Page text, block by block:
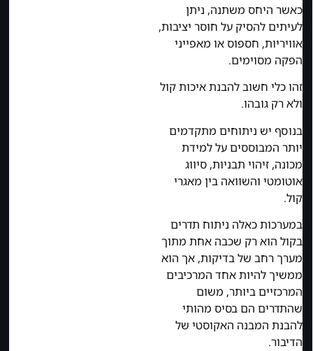
כאשר היחס משתנה, ניתן
לעיתים להסיק על חוסר יציבות,
אוויריות, חספוס או מאפייני
הפקה מסוימים.
זהו כלי חשוב להבנת איכות קול
ולא רק גובהו.
בנוסף יש ניתוחים מתקדמים
יותר המבוססים על למידת
מכונה, זיהוי תבניות, סיווג
אוטומטי והשוואה בין מאגרי
קול.
במערכות כאלה ניתוח תדרים
בקול הוא רק שכבה אחת מתוך
מערך רחב של בדיקות, אך הוא
ממשיך להיות אחד המרכיבים
המרכזיים ביותר, משום
שהתדרים הם בסיס מהותי
להבנת המבנה האקוסטי של
הדיבור.